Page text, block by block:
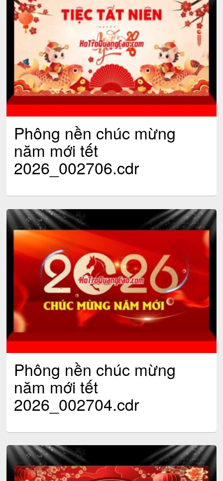
Phông nền chúc mừng
năm mới tết
2026_002706.cdr
Phông nền chúc mừng
năm mới tết
2026_002704.cdr